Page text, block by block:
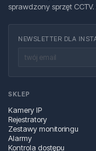
sprawdzony sprzęt
NEWSLETTER DLA
SKLEP
Kamery IP
Rejestratory
Zestawy monitoringu
Alarmy
Kontrola dostępu